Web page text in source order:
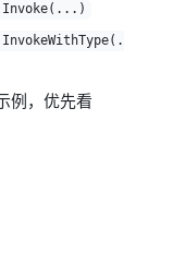
例，优先看